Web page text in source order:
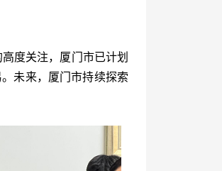
度关注，厦门市已计划
未来，厦门市持续探索